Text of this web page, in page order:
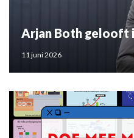
Arjan Both gelooft
11 juni 2026